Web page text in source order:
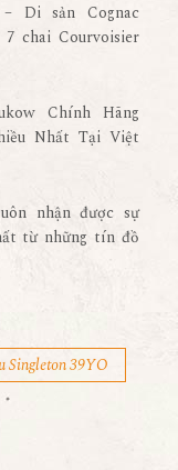
– Di sản Cognac
chai Courvoisier
Chính Hãng
Nhất Tại Việt
nhận được sự
từ những tín đồ
Singleton 39YO